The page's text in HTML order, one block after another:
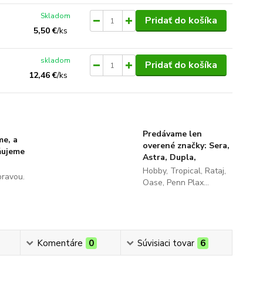
5,50 €/ks
Skladom Pridať do košíka
12,46 €/ks
skladom Pridať do košíka
a
Predávame len
overené značky: Sera,
Astra, Dupla,
Hobby, Tropical, Rataj,
Oase, Penn Plax...
Komentáre 0 Súvisiaci tovar 6